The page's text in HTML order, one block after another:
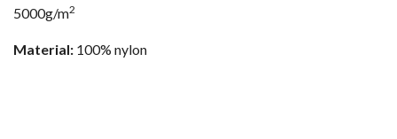
5000g/m2
Material: 100% nylon